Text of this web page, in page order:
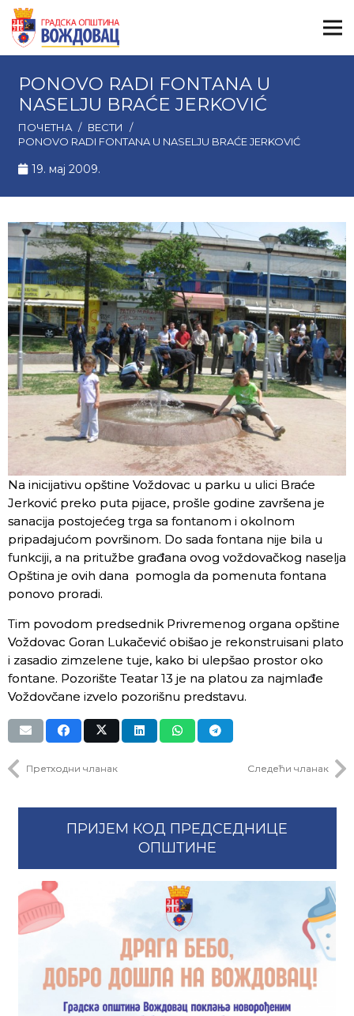
PONOVO RADI FONTANA U
NASELJU BRAĆE JERKOVIĆ
ПОЧЕТНА / ВЕСТИ
/
PONOVO RADI FONTANA U NASELJU BRAĆE JERKOVIĆ
19. мај 2009.
Na inicijativu opštine Voždovac u parku u ulici Braće
Jerković preko puta pijace, prošle godine završena je
sanacija postojećeg trga sa fontanom i okolnom
pripadajućom površinom. Do sada fontana nije bila u
funkciji, a na pritužbe građana ovog voždovačkog naselja
Opština je ovih dana pomogla da pomenuta fontana
ponovo proradi.
Tim povodom predsednik Privremenog organa opštine
Voždovac Goran Lukačević obišao je rekonstruisani plato
i zasadio zimzelene tuje, kako bi ulepšao prostor oko
fontane. Pozorište Teatar 13 je na platou za najmlađe
Voždovčane izvelo pozorišnu predstavu.
Претходни чланак Следећи чланак
ПРИЈЕМ КОД ПРЕДСЕДНИЦЕ
ОПШТИНЕ